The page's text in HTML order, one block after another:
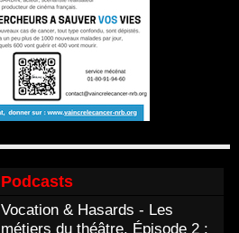
Podcasts
Vocation & Hasards - Les
métiers du théâtre. Épisode 2 :